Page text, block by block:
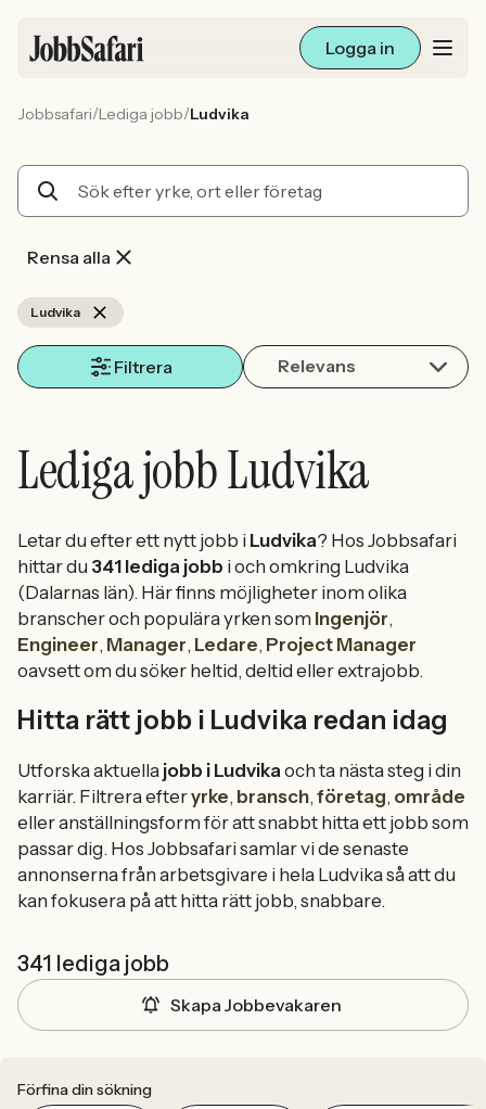
Logga in
Arbetsliv och karriär
Sök med AI
Jobbsafari/Lediga jobb/Ludvika
Rensa alla
Ludvika
Filtrera Relevans
Lediga jobb Ludvika
Letar du efter ett nytt jobb i Ludvika? Hos Jobbsafari
hittar du 341 lediga jobb i och omkring Ludvika
(Dalarnas län). Här finns möjligheter inom olika
branscher och populära yrken som Ingenjör,
Engineer, Manager, Ledare, Project Manager
oavsett om du söker heltid, deltid eller extrajobb.
Hitta rätt jobb i Ludvika redan idag
Utforska aktuella jobb i Ludvikaoch ta nästa steg i din
karriär. Filtrera efteryrke, bransch,företag, område
eller anställningsform för att snabbt hitta ett jobb som
passar dig. Hos Jobbsafari samlar vi de senaste
annonserna från arbetsgivare i hela Ludvika så att du
kan fokusera på att hitta rätt jobb, snabbare.
341 lediga jobb
Skapa Jobbevakaren
Förfina din sökning